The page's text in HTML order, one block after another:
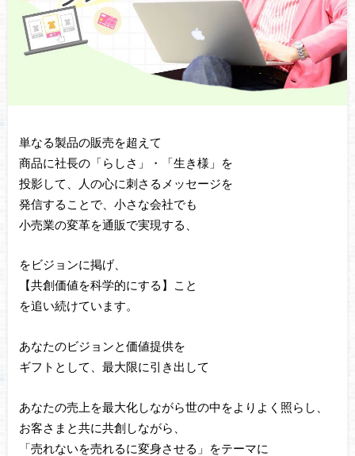
単なる製品の販売を超えて
商品に社長の「らしさ」・「生き様」を
投影して、人の心に刺さるメッセージを
発信することで、小さな会社でも
小売業の変革を通販で実現する、
をビジョンに掲げ、
【共創価値を科学的にする】こと
を追い続けています。
あなたのビジョンと価値提供を
ギフトとして、最大限に引き出して
あなたの売上を最大化しながら世の中をよりよく照らし、
お客さまと共に共創しながら、
「売れないを売れるに変身させる」をテーマに